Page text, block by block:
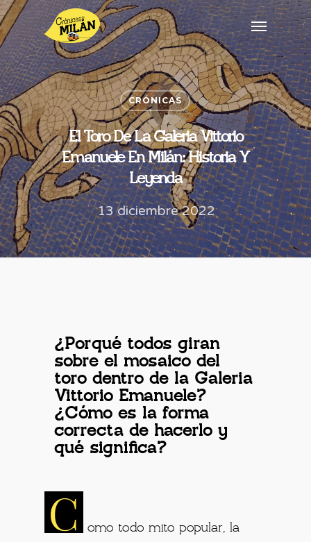
CRÓNICAS
El Toro De La Galeria Vittorio
Emanuele En Milán: Historia Y
Leyenda
13 diciembre 2022
¿Porqué todos giran
sobre el mosaico del
toro dentro de la Galeria
Vittorio Emanuele?
¿Cómo es la forma
correcta de hacerlo y
qué significa?
C
omo todo mito popular, la